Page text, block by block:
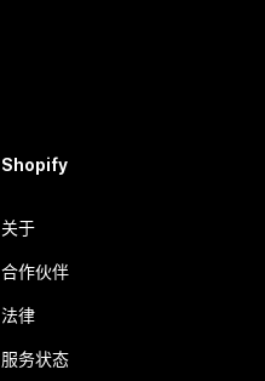
Shopify
关于
合作伙伴
法律
服务状态